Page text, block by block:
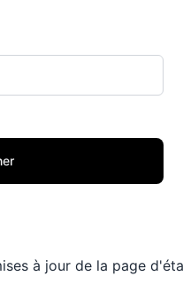
à jour de la page